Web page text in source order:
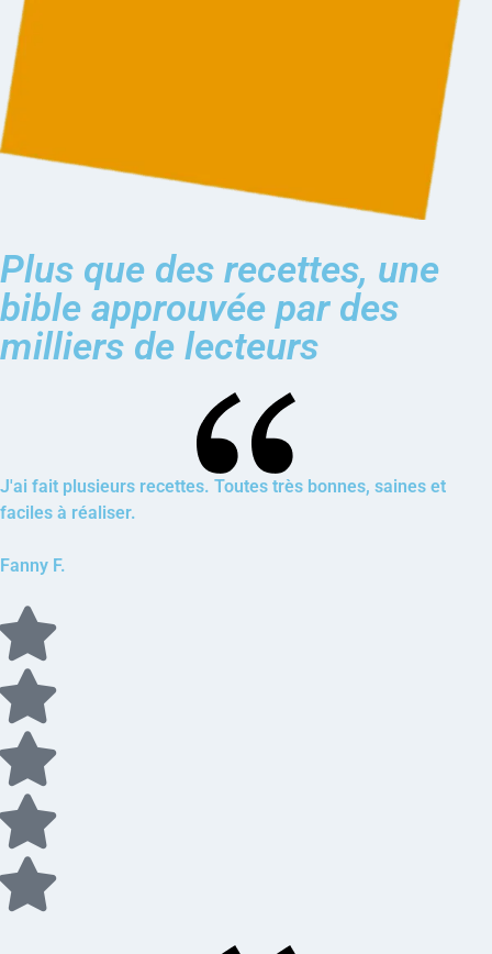
Plus que des recettes, une
bible approuvée par des
milliers de lecteurs
J'ai fait plusieurs recettes. Toutes très bonnes, saines et
faciles à réaliser.
Fanny F.